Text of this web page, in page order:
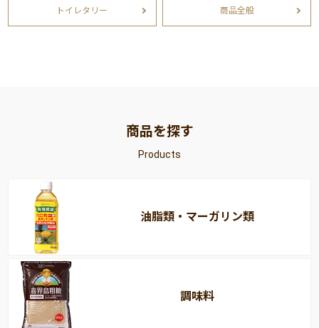
トイレタリー 商品全般
商品を探す
Products
油脂類・マーガリン類
調味料